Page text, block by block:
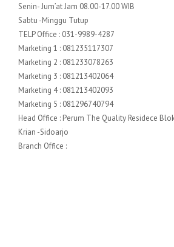
Senin- Jum’at Jam 08.00-17.00 WIB
Sabtu -Minggu Tutup
TELP Office : 031-9989-4287
Marketing 1 : 081235117307
Marketing 2 : 081233078263
Marketing 3 : 081213402064
Marketing 4 : 081213402093
Marketing 5 : 081296740794
Head Office : Perum The Quality Residece
Krian -Sidoarjo
Branch Office :